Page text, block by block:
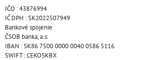
IČO : 43876994
IČ DPH : SK2022507949
Bankové spojenie
ČSOB banka, a.s.
IBAN : SK86 7500 0000 0040 0586 5116
SWIFT : CEKOSKBX